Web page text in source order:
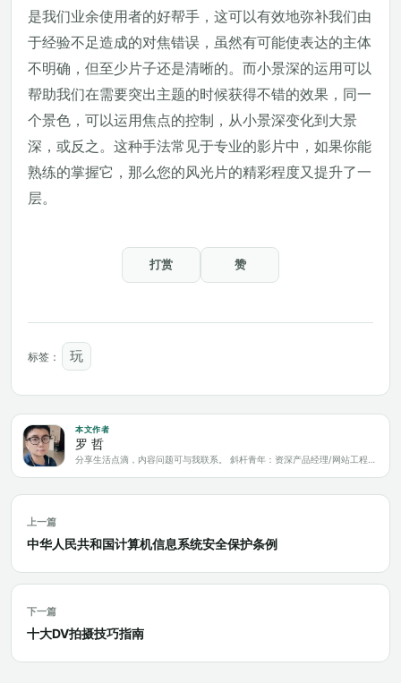
是我们业余使用者的好帮手，这可以有效地弥补我们由
于经验不足造成的对焦错误，虽然有可能使表达的主体
不明确，但至少片子还是清晰的。而小景深的运用可以
帮助我们在需要突出主题的时候获得不错的效果，同一
个景色，可以运用焦点的控制，从小景深变化到大景
深，或反之。这种手法常见于专业的影片中，如果你能
熟练的掌握它，那么您的风光片的精彩程度又提升了一
层。
打赏 赞
标签： 玩
本文作者
罗 哲
上一篇
中华人民共和国计算机信息系统安全保护条例
下一篇
十大DV拍摄技巧指南